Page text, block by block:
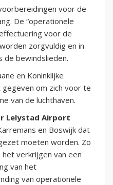
voor de
De “operationele
voor de
zorgvuldig en in
de bewindslieden.
en Koninklijke
om zich voor te
van de luchthaven.
Lelystad Airport
en Boswijk dat
moeten worden. Zo
het verkrijgen van een
van het
van operationele